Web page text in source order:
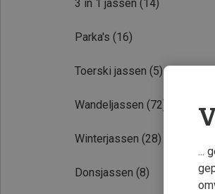
3 in 1 jassen (14)
Parka's (16)
Toerski jassen (5)
Wandeljassen (72)
Winterjassen (28)
Donsjassen (8)
...